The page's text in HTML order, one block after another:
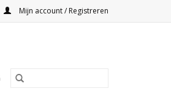
Mijn account / Registreren